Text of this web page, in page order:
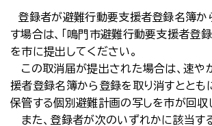
登録者が避難行動要支援者登録名簿か
す場合は、「鳴門市避難行動要支援者登録
を市に提出してください。
この取消届が提出された場合は、速や
援者登録名簿から登録を取り消すととも
保管する個別避難計画の写しを市が回収
また、登録者が次のいずれかに該当す